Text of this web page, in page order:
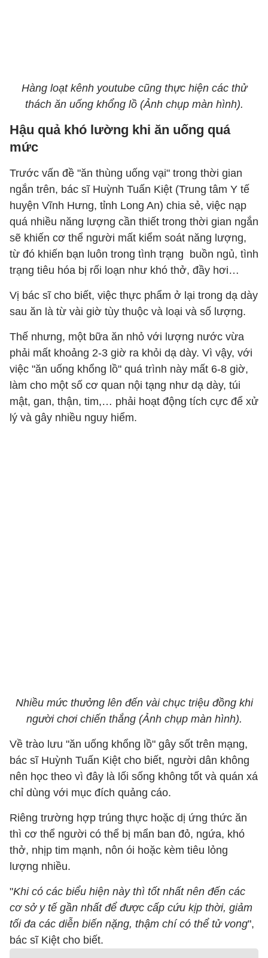
Hàng loạt kênh youtube cũng thực hiện các thử
thách ăn uống khổng lồ (Ảnh chụp màn hình).
Hậu quả khó lường khi ăn uống quá
mức
Trước vấn đề "ăn thùng uống vại" trong thời gian
ngắn trên, bác sĩ Huỳnh Tuấn Kiệt (Trung tâm Y tế
huyện Vĩnh Hưng, tỉnh Long An) chia sẻ, việc nạp
quá nhiều năng lượng cần thiết trong thời gian ngắn
sẽ khiến cơ thể người mất kiểm soát năng lượng,
từ đó khiến bạn luôn trong tình trạng buồn ngủ, tình
trạng tiêu hóa bị rối loạn như khó thở, đầy hơi…
Vị bác sĩ cho biết, việc thực phẩm ở lại trong dạ dày
sau ăn là từ vài giờ tùy thuộc và loại và số lượng.
Thế nhưng, một bữa ăn nhỏ với lượng nước vừa
phải mất khoảng 2-3 giờ ra khỏi dạ dày. Vì vậy, với
việc "ăn uống khổng lồ" quá trình này mất 6-8 giờ,
làm cho một số cơ quan nội tạng như dạ dày, túi
mật, gan, thận, tim,… phải hoạt động tích cực để xử
lý và gây nhiều nguy hiểm.
Nhiều mức thưởng lên đến vài chục triệu đồng khi
người chơi chiến thắng (Ảnh chụp màn hình).
Về trào lưu "ăn uống khổng lồ" gây sốt trên mạng,
bác sĩ Huỳnh Tuấn Kiệt cho biết, người dân không
nên học theo vì đây là lối sống không tốt và quán xá
chỉ dùng với mục đích quảng cáo.
Riêng trường hợp trúng thực hoặc dị ứng thức ăn
thì cơ thể người có thể bị mẩn ban đỏ, ngứa, khó
thở, nhịp tim mạnh, nôn ói hoặc kèm tiêu lỏng
lượng nhiều.
"Khi có các biểu hiện này thì tốt nhất nên đến các
cơ sở y tế gần nhất để được cấp cứu kịp thời, giảm
tối đa các diễn biến nặng, thậm chí có thể tử vong",
bác sĩ Kiệt cho biết.